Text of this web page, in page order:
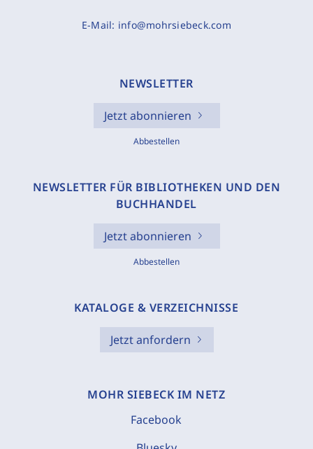
E-Mail: info@mohrsiebeck.com
NEWSLETTER
Jetzt abonnieren
Abbestellen
NEWSLETTER FÜR BIBLIOTHEKEN UND DEN
BUCHHANDEL
Jetzt abonnieren
Abbestellen
KATALOGE & VERZEICHNISSE
Jetzt anfordern
MOHR SIEBECK IM NETZ
Facebook